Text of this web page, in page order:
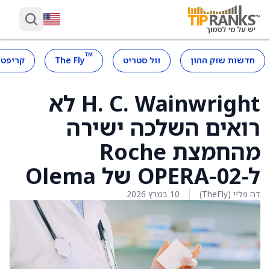
חדשות שוק ההון וול סטריט ™
The Fly
H. C. Wainwright לא
רואים השלכה ישירה
מהחמצת Roche
ל‑OPERA-02 של Olema
דה פליי (TheFly) 10 במרץ 2026